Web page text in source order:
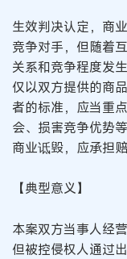
生效判决认定，商
竞争对手，但随着
关系和竞争程度发
仅以双方提供的商
者的标准，应当重
会、损害竞争优势
商业诋毁，应承担
【典型意义】
本案双方当事人经
但被控侵权人通过